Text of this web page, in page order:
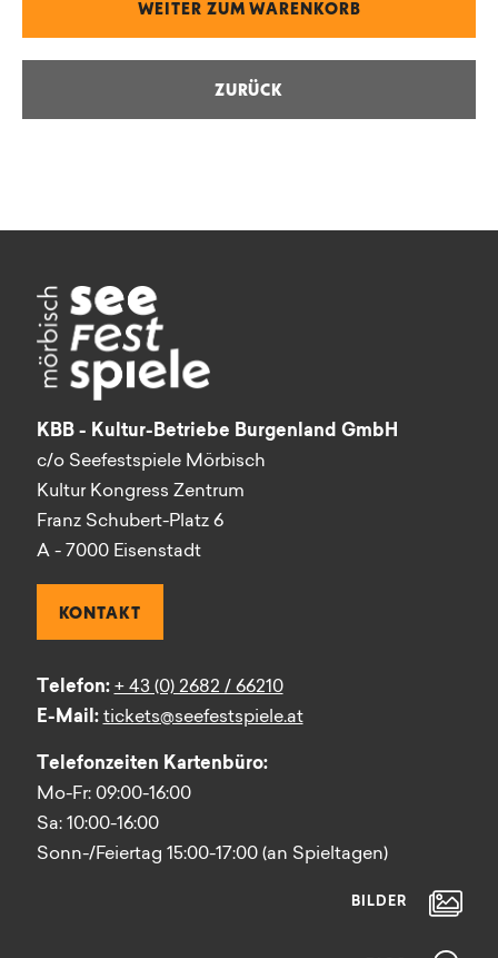
KBB - Kultur-Betriebe Burgenland GmbH
c/o Seefestspiele Mörbisch
Kultur Kongress Zentrum
Franz Schubert-Platz 6
A - 7000 Eisenstadt
KONTAKT
Telefon: + 43 (0) 2682 / 66210
E-Mail: tickets@seefestspiele.at
Telefonzeiten Kartenbüro:
Mo-Fr: 09:00-16:00
Sa: 10:00-16:00
Sonn-/Feiertag 15:00-17:00 (an Spieltagen)
BILDER